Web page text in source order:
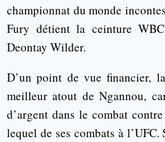
championnat du monde
Fury détient la ceinture
Deontay Wilder.
D’un point de vue financier,
meilleur atout de Ngannou,
d’argent dans le combat
lequel de ses combats à